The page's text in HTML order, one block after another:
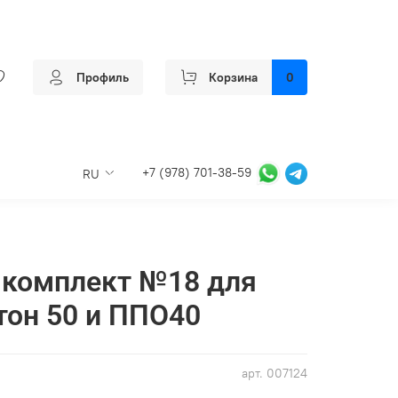
Профиль Корзина 0
RU +7 (978) 701-38-59
арт. 007124
№18 для
50 и ППО40